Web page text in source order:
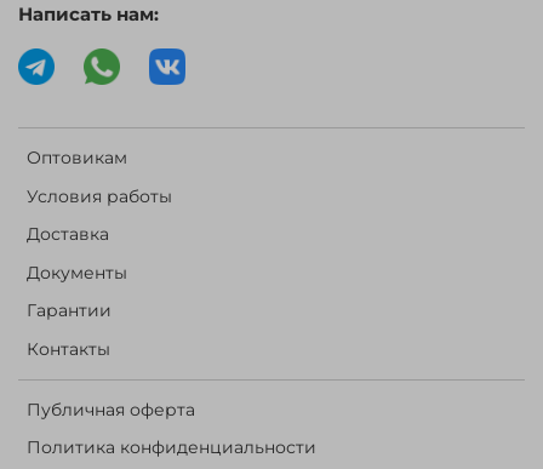
Оптовикам
Условия работы
Доставка
Документы
Гарантии
Контакты
Публичная оферта
Политика конфиденциальности
Написать нам: